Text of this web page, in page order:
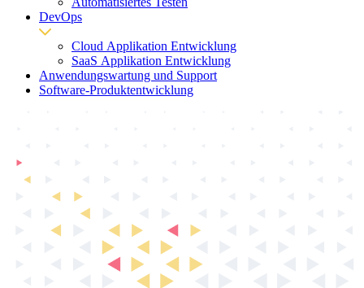
DevOps
Cloud Applikation Entwicklung
SaaS Applikation Entwicklung
Anwendungswartung und Support
Software-Produktentwicklung